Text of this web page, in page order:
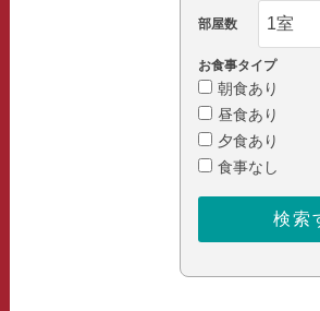
部屋数
お食事タイプ
朝食あり
昼食あり
夕食あり
食事なし